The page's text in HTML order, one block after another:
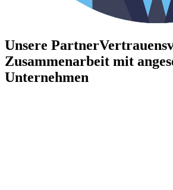
Unsere Partner
Zusammenarbeit mit
Unternehmen